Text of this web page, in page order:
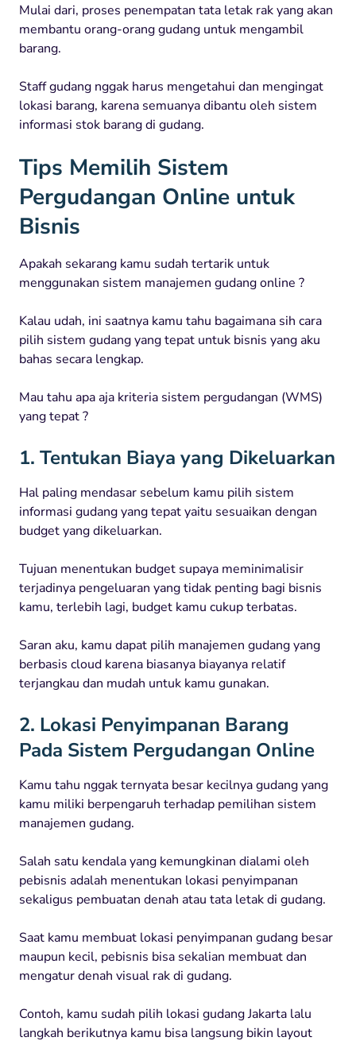
Mulai dari, proses penempatan tata letak rak yang akan
membantu orang-orang gudang untuk mengambil
barang.
Staff gudang nggak harus mengetahui dan mengingat
lokasi barang, karena semuanya dibantu oleh sistem
informasi stok barang di gudang.
Tips Memilih Sistem
Pergudangan Online untuk
Bisnis
Apakah sekarang kamu sudah tertarik untuk
menggunakan sistem manajemen gudang online ?
Kalau udah, ini saatnya kamu tahu bagaimana sih cara
pilih sistem gudang yang tepat untuk bisnis yang aku
bahas secara lengkap.
Mau tahu apa aja kriteria sistem pergudangan (WMS)
yang tepat ?
1. Tentukan Biaya yang Dikeluarkan
Hal paling mendasar sebelum kamu pilih sistem
informasi gudang yang tepat yaitu sesuaikan dengan
budget yang dikeluarkan.
Tujuan menentukan budget supaya meminimalisir
terjadinya pengeluaran yang tidak penting bagi bisnis
kamu, terlebih lagi, budget kamu cukup terbatas.
Saran aku, kamu dapat pilih manajemen gudang yang
berbasis cloud karena biasanya biayanya relatif
terjangkau dan mudah untuk kamu gunakan.
2. Lokasi Penyimpanan Barang
Pada Sistem Pergudangan Online
Kamu tahu nggak ternyata besar kecilnya gudang yang
kamu miliki berpengaruh terhadap pemilihan sistem
manajemen gudang.
Salah satu kendala yang kemungkinan dialami oleh
pebisnis adalah menentukan lokasi penyimpanan
sekaligus pembuatan denah atau tata letakdi gudang.
Saat kamu membuat lokasi penyimpanan gudang besar
maupun kecil, pebisnis bisa sekalian membuat dan
mengatur denah visual rak di gudang.
Contoh, kamu sudah pilih lokasi gudang Jakarta lalu
langkah berikutnya kamu bisa langsung bikin layout